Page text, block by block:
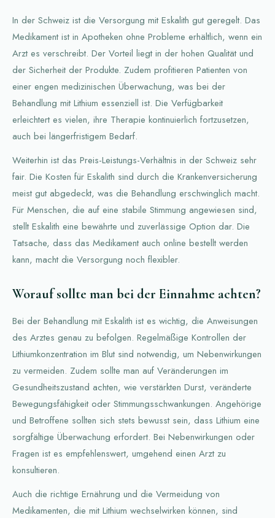
In der Schweiz ist die Versorgung mit Eskalith gut geregelt. Das
Medikament ist in Apotheken ohne Probleme erhältlich, wenn ein
Arzt es verschreibt. Der Vorteil liegt in der hohen Qualität und
der Sicherheit der Produkte. Zudem profitieren Patienten von
einer engen medizinischen Überwachung, was bei der
Behandlung mit Lithium essenziell ist. Die Verfügbarkeit
erleichtert es vielen, ihre Therapie kontinuierlich fortzusetzen,
auch bei längerfristigem Bedarf.
Weiterhin ist das Preis-Leistungs-Verhältnis in der Schweiz sehr
fair. Die Kosten für Eskalith sind durch die Krankenversicherung
meist gut abgedeckt, was die Behandlung erschwinglich macht.
Für Menschen, die auf eine stabile Stimmung angewiesen sind,
stellt Eskalith eine bewährte und zuverlässige Option dar. Die
Tatsache, dass das Medikament auch online bestellt werden
kann, macht die Versorgung noch flexibler.
Worauf sollte man bei der Einnahme achten?
Bei der Behandlung mit Eskalith ist es wichtig, die Anweisungen
des Arztes genau zu befolgen. Regelmäßige Kontrollen der
Lithiumkonzentration im Blut sind notwendig, um Nebenwirkungen
zu vermeiden. Zudem sollte man auf Veränderungen im
Gesundheitszustand achten, wie verstärkten Durst, veränderte
Bewegungsfähigkeit oder Stimmungsschwankungen. Angehörige
und Betroffene sollten sich stets bewusst sein, dass Lithium eine
sorgfältige Überwachung erfordert. Bei Nebenwirkungen oder
Fragen ist es empfehlenswert, umgehend einen Arzt zu
konsultieren.
Auch die richtige Ernährung und die Vermeidung von
Medikamenten, die mit Lithium wechselwirken können, sind